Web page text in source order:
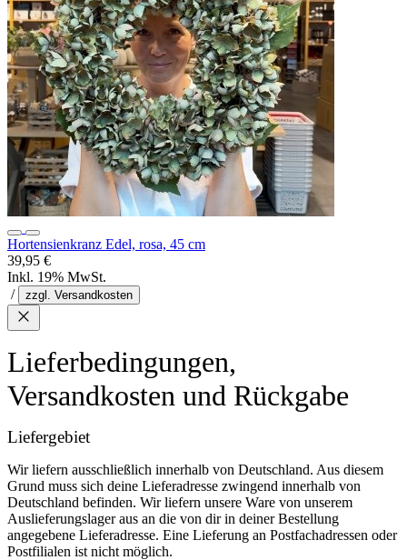
Hortensienkranz Edel, rosa, 45 cm
39,95 €
Inkl. 19% MwSt.
/
zzgl. Versandkosten
Lieferbedingungen,
Versandkosten und Rückgabe
Liefergebiet
Wir liefern ausschließlich innerhalb von Deutschland. Aus diesem
Grund muss sich deine Lieferadresse zwingend innerhalb von
Deutschland befinden. Wir liefern unsere Ware von unserem
Auslieferungslager aus an die von dir in deiner Bestellung
angegebene Lieferadresse. Eine Lieferung an Postfachadressen oder
Postfilialen ist nicht möglich.